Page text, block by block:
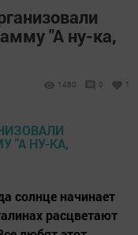
"А ну-ка,
1460 0 1
солнце начинает
расцветают